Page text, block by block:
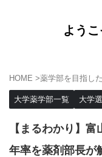
よう
HOME >薬学部を目指し
大学薬学部一覧 大学
【まるわかり】
年率を薬剤部長が